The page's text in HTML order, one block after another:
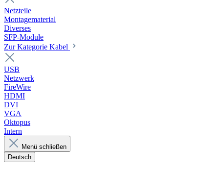
Netzteile
Montagematerial
Diverses
SFP-Module
Zur Kategorie Kabel
USB
Netzwerk
FireWire
HDMI
DVI
VGA
Oktopus
Intern
Menü schließen
Deutsch